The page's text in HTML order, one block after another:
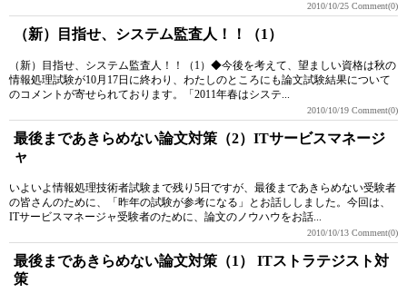
2010/10/25 Comment(0)
（新）目指せ、システム監査人！！（1）
（新）目指せ、システム監査人！！（1）◆今後を考えて、望ましい資格は秋の
情報処理試験が10月17日に終わり、わたしのところにも論文試験結果について
のコメントが寄せられております。「2011年春はシステ...
2010/10/19 Comment(0)
最後まであきらめない論文対策（2）ITサービスマネージ
ャ
いよいよ情報処理技術者試験まで残り5日ですが、最後まであきらめない受験者
の皆さんのために、「昨年の試験が参考になる」とお話ししました。今回は、
ITサービスマネージャ受験者のために、論文のノウハウをお話...
2010/10/13 Comment(0)
最後まであきらめない論文対策（1） ITストラテジスト対
策